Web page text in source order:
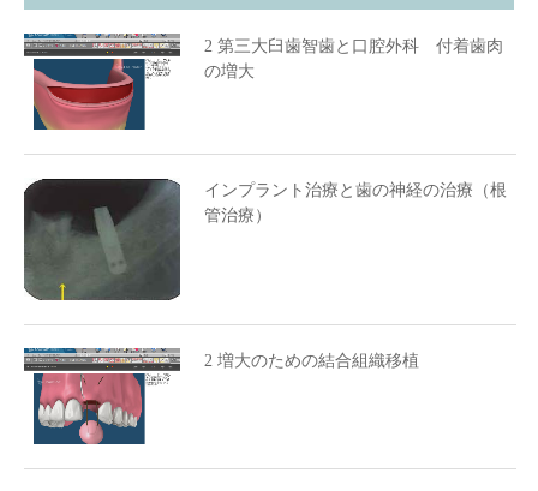
2 第三大臼歯智歯と口腔外科 付着歯肉
の増大
インプラント治療と歯の神経の治療（根
管治療）
2 増大のための結合組織移植